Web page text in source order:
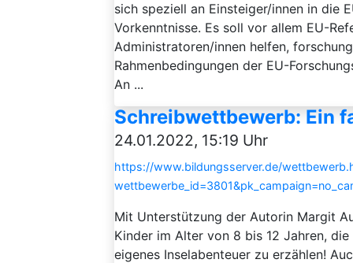
sich speziell an Einsteiger/innen in die
Vorkenntnisse. Es soll vor allem EU-
Administratoren/innen helfen,
Rahmenbedingungen der EU-
An ...
Schreibwettbewerb: Ein
24.01.2022, 15:19 Uhr
https://www.bildungsserver.de/
Mit Unterstützung der Autorin Margit
Kinder im Alter von 8 bis 12 Jahren,
eigenes Inselabenteuer zu erzählen!